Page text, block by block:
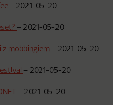
– 2021-05-20
– 2021-05-20
z mobbingiem – 2021-05-20
– 2021-05-20
– 2021-05-20